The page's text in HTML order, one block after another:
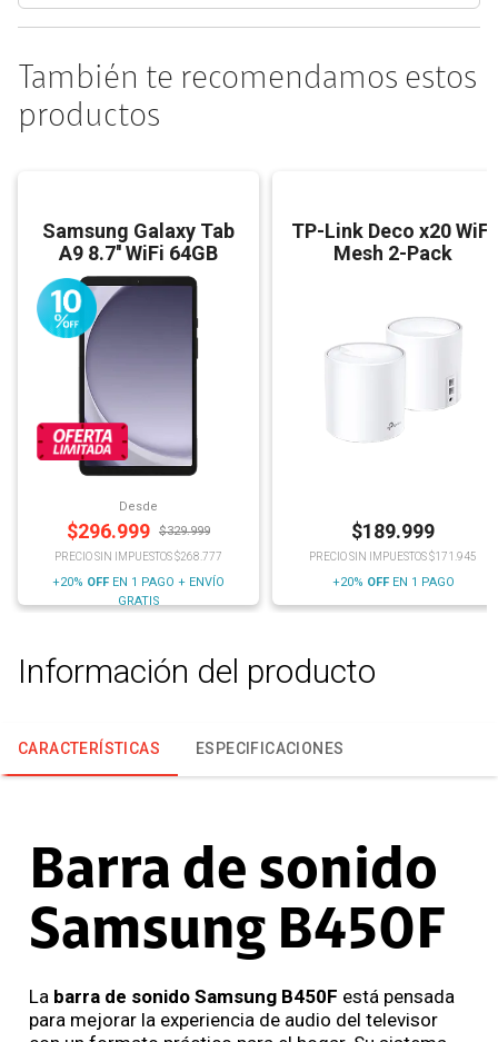
También te recomendamos estos
productos
Samsung Galaxy Tab
A9 8.7'' WiFi 64GB
Desde
$296.999 $329.999
PRECIO SIN IMPUESTOS $268.777
+20% OFF EN 1 PAGO + ENVÍO
GRATIS
TP-Link Deco x20 WiFi
Mesh 2-Pack
$189.999
PRECIO SIN IMPUESTOS $171.945
+20% OFFEN 1 PAGO
Información del producto
CARACTERÍSTICAS ESPECIFICACIONES
Barra de sonido
Samsung B450F
La barra de sonido Samsung B450F está pensada
para mejorar la experiencia de audio del televisor